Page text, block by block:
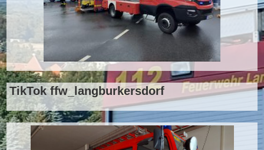
TikTok ffw_langburkersdorf